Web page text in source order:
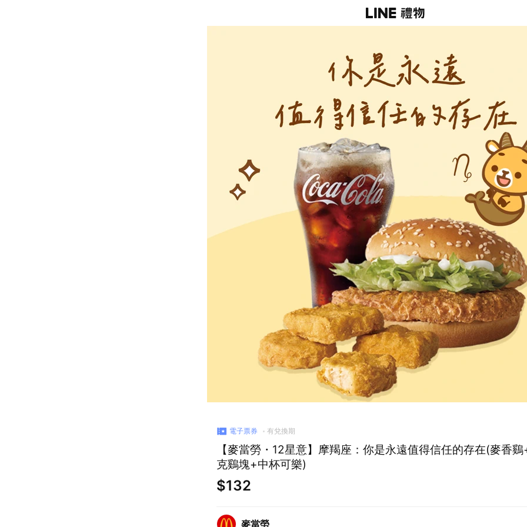
電子票券 有兌換期
【麥當勞・12星意】摩羯座：你是永遠值得信任的存在(麥香
克鷄塊+中杯可樂)
$132
麥當勞